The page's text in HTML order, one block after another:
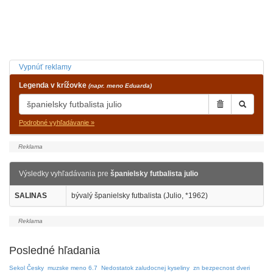
Vypnúť reklamy
Legenda v krížovke (napr. meno Eduarda)
Podrobné vyhľadávanie »
Výsledky vyhľadávania pre španielsky futbalista julio
SALINAS bývalý španielsky futbalista (Julio, *1962)
Posledné hľadania
Sekol Česky muzske meno 6.7 Nedostatok zaludocnej kyseliny zn bezpecnost dveri